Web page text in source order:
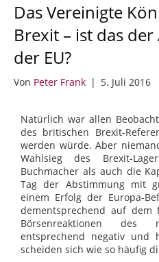
Das Vereinigte
Brexit – ist das
der EU?
Von Peter Frank | 5. Juli 2016
Natürlich war allen
des britischen Brexit-
werden würde. Aber
Wahlsieg des Brexit-
Buchmacher als auch die
Tag der Abstimmung mit
einem Erfolg der Europa-
dementsprechend auf dem
Börsenreaktionen des
entsprechend negativ und
scheiden sich wie so häufig